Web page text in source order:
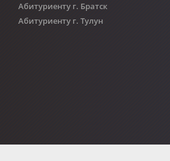
Абитуриенту г. Братск
Абитуриенту г. Тулун